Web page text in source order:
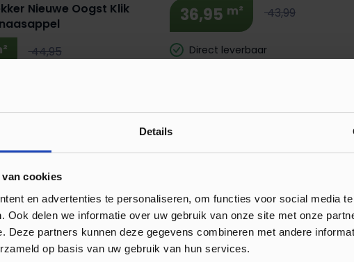
Details
cookies
en advertenties te personaliseren, om functies voor social media
Ook delen we informatie over uw gebruik van onze site met onze
Deze partners kunnen deze gegevens combineren met andere
op basis van uw gebruik van hun services.
Nieuwe Oogst Klik
44,95
36,95 m² 43,99
Direct leverbaar
Korting! 🔥
Visgraat XL 52 Rigid
53,99 45,85 m² 53,99
Direct leverbaar